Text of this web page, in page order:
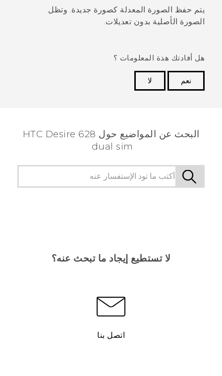
يتم حفظ الصورة المعدلة كصورة جديدة. وتظل
الصورة الأصلية بدون تعديلات.
هل أفادتك هذة المعلومات ؟
نعم
لا
البحث عن المواضيع حول HTC Desire 628
dual sim
لا تستطيع إيجاد ما تبحث عنه؟
اتصل بنا